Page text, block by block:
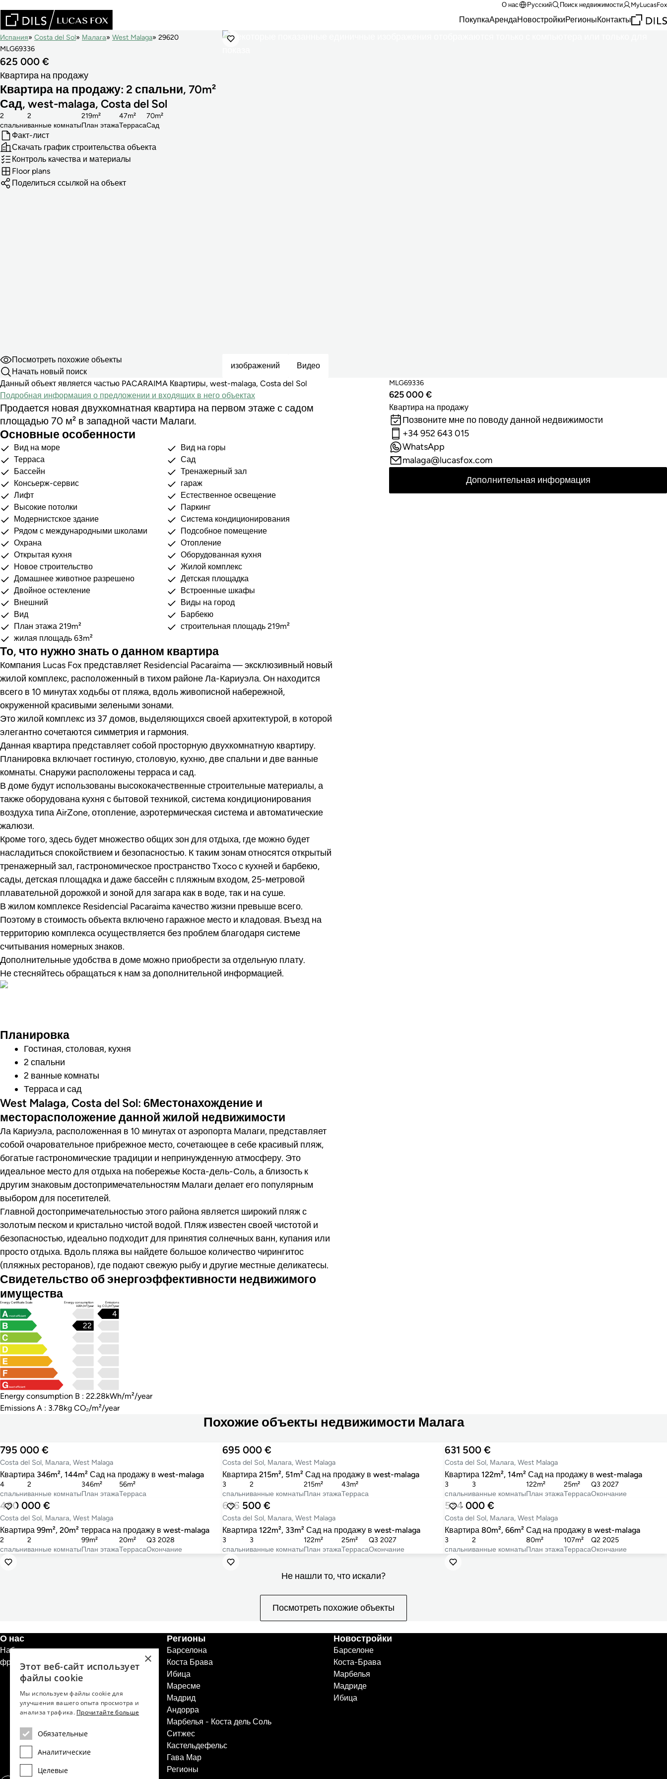
О нас Русский Поиск недвижимости MyLucasFox
ПокупкаАрендаНовостройкиРегионыКонтакты
изображений Видео
Испания Costa del Sol Малага West Malaga
29620
MLG69336
625 000 €
Квартира на продажу
Квартира на продажу: 2 спальни, 70m²
Сад, west-malaga, Costa del Sol
cпальни
2
ванные комнаты
2
План этажа
219m²
Терраса
47m²
Сад
70m²
Факт-лист
Скачать график строительства объекта
Контроль качества и материалы
Floor plans
Поделиться ссылкой на объект
Посмотреть похожие объекты
Начать новый поиск
Данный объект является частью PACARAIMA Квартиры, west-malaga, Costa del Sol
Подробная информация о предложении и входящих в него объектах
Продается новая двухкомнатная квартира на первом этаже с садом
площадью 70 м² в западной части Малаги.
Основные особенности
Вид на море
Вид на горы
Терраса
Сад
Бассейн
Тренажерный зал
Консьерж-сервис
гараж
Лифт
Естественное освещение
Высокие потолки
Паркинг
Модернистское здание
Система кондиционирования
Рядом с международными школами
Подсобное помещение
Охрана
Отопление
Открытая кухня
Оборудованная кухня
Новое строительство
Жилой комплекс
Домашнее животное разрешено
Детская площадка
Двойное остекление
Встроенные шкафы
Внешний
Виды на город
Вид
Барбекю
План этажа 219m²
строительная площадь 219m²
жилая площадь 63m²
То, что нужно знать о данном квартира
Компания Lucas Fox представляет Residencial Pacaraima — эксклюзивный новый
жилой комплекс, расположенный в тихом районе Ла-Кариуэла. Он находится
всего в 10 минутах ходьбы от пляжа, вдоль живописной набережной,
окруженной красивыми зелеными зонами.
Это жилой комплекс из 37 домов, выделяющихся своей архитектурой, в которой
элегантно сочетаются симметрия и гармония.
Данная квартира представляет собой просторную двухкомнатную квартиру.
Планировка включает гостиную, столовую, кухню, две спальни и две ванные
комнаты. Снаружи расположены терраса и сад.
В доме будут использованы высококачественные строительные материалы, а
также оборудована кухня с бытовой техникой, система кондиционирования
воздуха типа AirZone, отопление, аэротермическая система и автоматические
жалюзи.
Кроме того, здесь будет множество общих зон для отдыха, где можно будет
насладиться спокойствием и безопасностью. К таким зонам относятся открытый
тренажерный зал, гастрономическое пространство Txoco с кухней и барбекю,
сады, детская площадка и даже бассейн с пляжным входом, 25-метровой
плавательной дорожкой и зоной для загара как в воде, так и на суше.
В жилом комплексе Residencial Pacaraima качество жизни превыше всего.
Поэтому в стоимость объекта включено гаражное место и кладовая. Въезд на
территорию комплекса осуществляется без проблем благодаря системе
считывания номерных знаков.
Дополнительные удобства в доме можно приобрести за отдельную плату.
Не стесняйтесь обращаться к нам за дополнительной информацией.
Планировка
Гостиная, столовая, кухня
2 спальни
2 ванные комнаты
Терраса и сад
West Malaga, Costa del Sol: 6Местонахождение и
месторасположение данной жилой недвижимости
Ла Кариуэла, расположенная в 10 минутах от аэропорта Малаги, представляет
собой очаровательное прибрежное место, сочетающее в себе красивый пляж,
богатые гастрономические традиции и непринужденную атмосферу. Это
идеальное место для отдыха на побережье Коста-дель-Соль, а близость к
другим знаковым достопримечательностям Малаги делает его популярным
выбором для посетителей.
Главной достопримечательностью этого района является широкий пляж с
золотым песком и кристально чистой водой. Пляж известен своей чистотой и
безопасностью, идеально подходит для принятия солнечных ванн, купания или
просто отдыха. Вдоль пляжа вы найдете большое количество чирингитос
(пляжных ресторанов), где подают свежую рыбу и другие местные деликатесы.
Свидетельство об энергоэффективности недвижимого
имущества
Energy Certificate Scale
Energy consumption
kWh/m²/year
Emissions
kg CO₂/m²/year
most efficient
least efficient
4
22
Energy consumption B : 22.28kWh/m²/year
Emissions A : 3.78kg CO₂/m²/year
MLG69336
625 000 €
Квартира на продажу
Позвоните мне по поводу данной недвижимости
+34 952 643 015
WhatsApp
malaga@lucasfox.com
Дополнительная информация
Похожие объекты недвижимости Малага
795 000 €
Costa del Sol, Малага, West Malaga
Квартира 346m², 144m² Сад на продажу в west-malaga
cпальни
4
ванные комнаты
2
План этажа
346m²
Терраса
56m²
695 000 €
Costa del Sol, Малага, West Malaga
Квартира 215m², 51m² Сад на продажу в west-malaga
cпальни
3
ванные комнаты
2
План этажа
215m²
Терраса
43m²
631 500 €
Costa del Sol, Малага, West Malaga
Квартира 122m², 14m² Сад на продажу в west-malaga
cпальни
3
ванные комнаты
3
План этажа
122m²
Терраса
25m²
Окончание
Q3 2027
480 000 €
Costa del Sol, Малага, West Malaga
Квартира 99m², 20m² террасa на продажу в west-malaga
cпальни
2
ванные комнаты
2
План этажа
99m²
Терраса
20m²
Окончание
Q3 2028
636 500 €
Costa del Sol, Малага, West Malaga
Квартира 122m², 33m² Сад на продажу в west-malaga
cпальни
3
ванные комнаты
3
План этажа
122m²
Терраса
25m²
Окончание
Q3 2027
524 000 €
Costa del Sol, Малага, West Malaga
Квартира 80m², 66m² Сад на продажу в west-malaga
cпальни
3
ванные комнаты
2
План этажа
80m²
Терраса
107m²
Окончание
Q2 2025
Не нашли то, что искали?
Посмотреть похожие объекты
О нас
Набор персонала
франшизы недвижимости
Регионы
Барселона
Коста Брава
Ибица
Маресме
Мадрид
Андорра
Марбелья - Коста дель Соль
Ситжес
Кастельдефельс
Гава Мар
Регионы
Новостройки
Барселоне
Коста-Брава
Марбелья
Мадриде
Ибица
×
Этот веб-сайт использует
файлы cookie
Мы используем файлы cookie для
улучшения вашего опыта просмотра и
анализа трафика. Прочитайте больше
Обязательные
Аналитические
Целевые